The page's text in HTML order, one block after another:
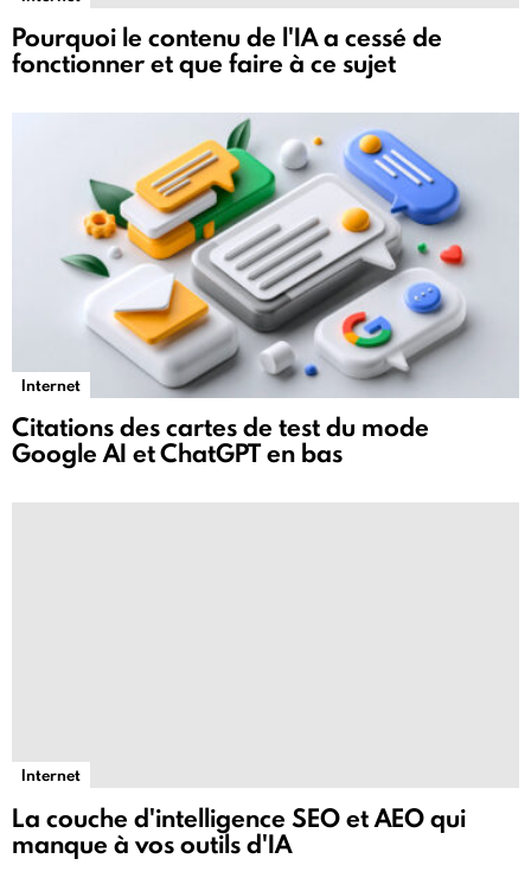
Pourquoi le contenu de l'IA a cessé de
fonctionner et que faire à ce sujet
Internet
Citations des cartes de test du mode
Google AI et ChatGPT en bas
Internet
La couche d'intelligence SEO et AEO qui
manque à vos outils d'IA